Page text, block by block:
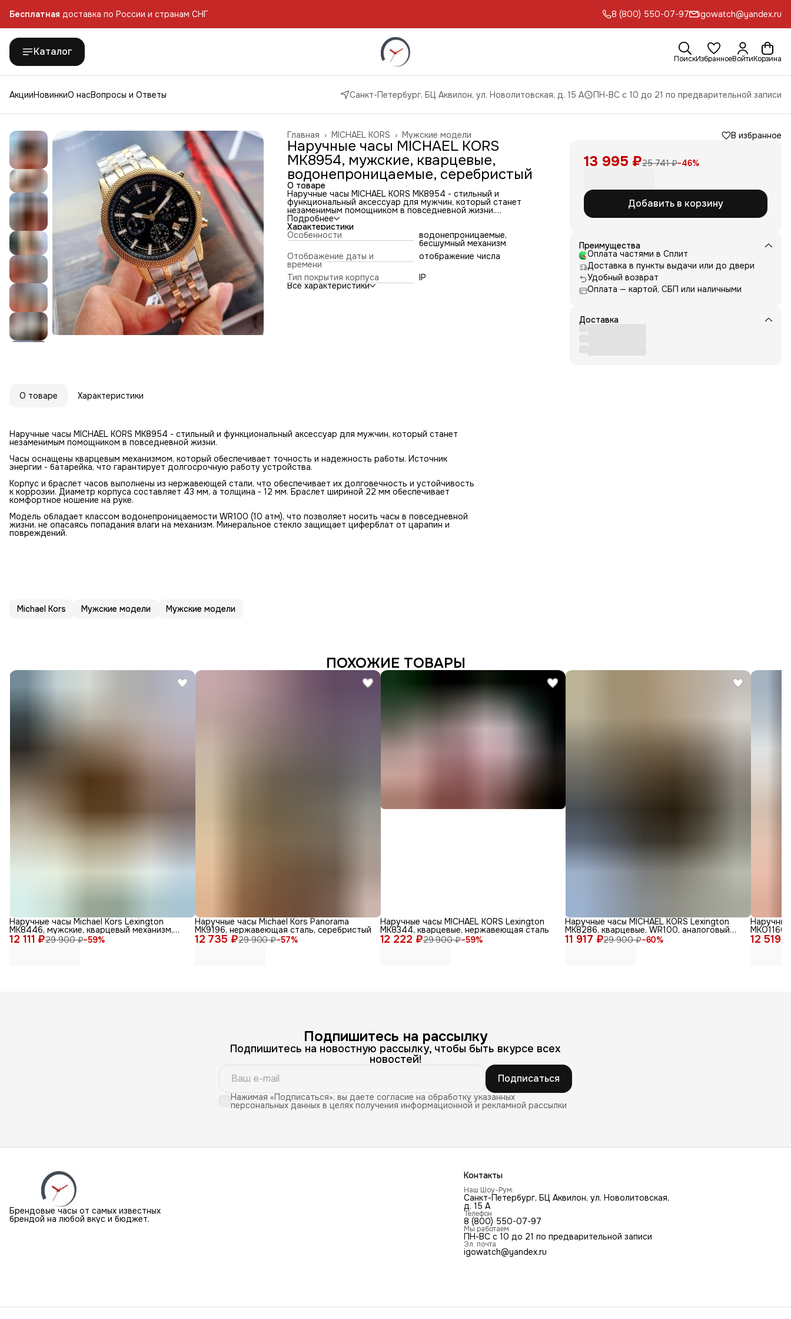
Бесплатная доставка по России и странам СНГ 8 (800) 550-07-97 igowatch@yandex.ru
Каталог
ПоискИзбранноеВойтиКорзина
АкцииНовинкиО насВопросы и Ответы Санкт-Петербург, БЦ Аквилон, ул. Новолитовская, д. 15 А ПН-ВС с 10 до 21 по предварительной записи
Мужские модели
MICHAEL KORS ›
Главная ›
Наручные часы MICHAEL KORS
MK8954, мужские, кварцевые,
водонепроницаемые, серебристый
О товаре
Наручные часы MICHAEL KORS MK8954 - стильный и
функциональный аксессуар для мужчин, который станет
незаменимым помощником в повседневной жизни.
Часы оснащены кварцевым механизмом, который
обеспечивает точность и надежность работы. Источник
энергии - батарейка, что гарантирует долгосрочную работу
устройства.
Корпус и браслет часов выполнены из нержавеющей стали,
что обеспечивает их долговечность и устойчивость к
коррозии. Диаметр корпуса составляет 43 мм, а толщина - 12
мм. Браслет шириной 22 мм обеспечивает комфортное
ношение на руке.
Модель обладает классом водонепроницаемости WR100 (10
Подробнее
Характеристики
Особенности водонепроницаемые,
бесшумный механизм
Отображение даты и
времени
отображение числа
Тип покрытия корпуса
IP
Все характеристики
В избранное
13 995 ₽25 741 ₽−46%
Добавить в корзину
Преимущества
Оплата частями в Сплит
Доставка в пункты выдачи или до двери
Удобный возврат
Оплата — картой, СБП или наличными
Доставка
О товаре Характеристики
Наручные часы MICHAEL KORS MK8954 - стильный и функциональный аксессуар для мужчин, который станет
незаменимым помощником в повседневной жизни.
Часы оснащены кварцевым механизмом, который обеспечивает точность и надежность работы. Источник
энергии - батарейка, что гарантирует долгосрочную работу устройства.
Корпус и браслет часов выполнены из нержавеющей стали, что обеспечивает их долговечность и устойчивость
к коррозии. Диаметр корпуса составляет 43 мм, а толщина - 12 мм. Браслет шириной 22 мм обеспечивает
комфортное ношение на руке.
Модель обладает классом водонепроницаемости WR100 (10 атм), что позволяет носить часы в повседневной
жизни, не опасаясь попадания влаги на механизм. Минеральное стекло защищает циферблат от царапин и
повреждений.
Michael Kors Мужские модели Мужские модели
ПОХОЖИЕ ТОВАРЫ
12 111 ₽29 900 ₽−59%
Наручные часы Michael Kors Lexington
MK8446, мужские, кварцевый механизм,
золотые 12 735 ₽29 900 ₽−57%
Наручные часы Michael Kors Panorama
MK9196, нержавеющая сталь, серебристый
12 222 ₽29 900 ₽−59%
Наручные часы MICHAEL KORS Lexington
MK8344, кварцевые, нержавеющая сталь
11 917 ₽29 900 ₽−60%
Наручные часы MICHAEL KORS Lexington
MK8286, кварцевые, WR100, аналоговый
циферблат 12 519 ₽
Подпишитесь на рассылку
Подпишитесь на новостную рассылку, чтобы быть вкурсе всех
новостей!
Подписаться
Нажимая «Подписаться», вы даете согласие на обработку указанных
персональных данных в целях получения информационной и рекламной рассылки
Брендовые часы от самых известных
брендой на любой вкус и бюджет.
Контакты
Наш Шоу-Рум:
Санкт-Петербург, БЦ Аквилон, ул. Новолитовская,
д. 15 А
Телефон
8 (800) 550-07-97
Мы работаем
ПН-ВС с 10 до 21 по предварительной записи
Эл. почта
igowatch@yandex.ru